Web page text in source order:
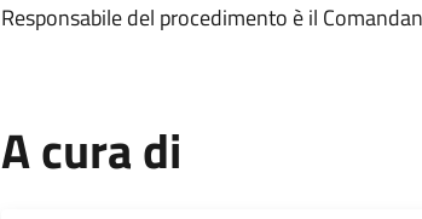
Responsabile del procedimento è il
A cura di